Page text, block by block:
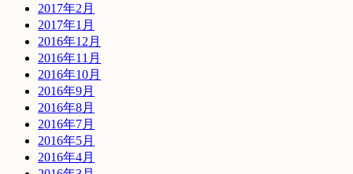
2017年2月
2017年1月
2016年12月
2016年11月
2016年10月
2016年9月
2016年8月
2016年7月
2016年5月
2016年4月